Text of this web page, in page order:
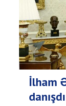
İlham
danışdı